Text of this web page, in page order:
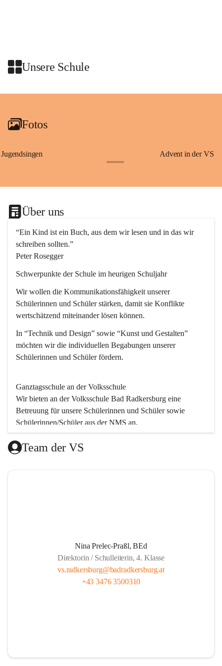
Geschichte der Steiermark verbunden sind.
Unsere Schule
+2
Fotos
Jugendsingen Advent in der VS
Über uns
“Ein Kind ist ein Buch, aus dem wir lesen und in das wir
schreiben sollten.”
Peter Rosegger
Schwerpunkte der Schule im heurigen Schuljahr
Wir wollen die Kommunikationsfähigkeit unserer
Schülerinnen und Schüler stärken, damit sie Konflikte
wertschätzend miteinander lösen können.
In “Technik und Design” sowie “Kunst und Gestalten”
möchten wir die individuellen Begabungen unserer
Schülerinnen und Schüler fördern.
Ganztagsschule an der Volksschule
Wir bieten an der Volksschule Bad Radkersburg eine
Betreuung für unsere Schülerinnen und Schüler sowie
Schülerinnen/Schüler aus der NMS an.
Der Betreuungsteil startet um 11.45 und endet um 17.30.
freitags von 13.00 bis 13.50 statt.
Es besteht für gemeldete Kinder Anwesenheitspflicht bis
16.00. Seit 1. September 2017 gibt es aber die gesetzliche
Klausel, dass auf Verlangen der Eltern die SchülerInnen
Team der VS
Nina Prelec-Praßl, BEd
Direktorin / Schulleiterin, 4. Klasse
vs.radkersburg@badradkersburg.at
+43 3476 3500310